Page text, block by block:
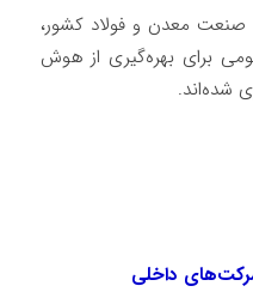
صنعت معدن و فولاد کشور،
برای بهره‌گیری از هوش
شده‌اند.
داخلی